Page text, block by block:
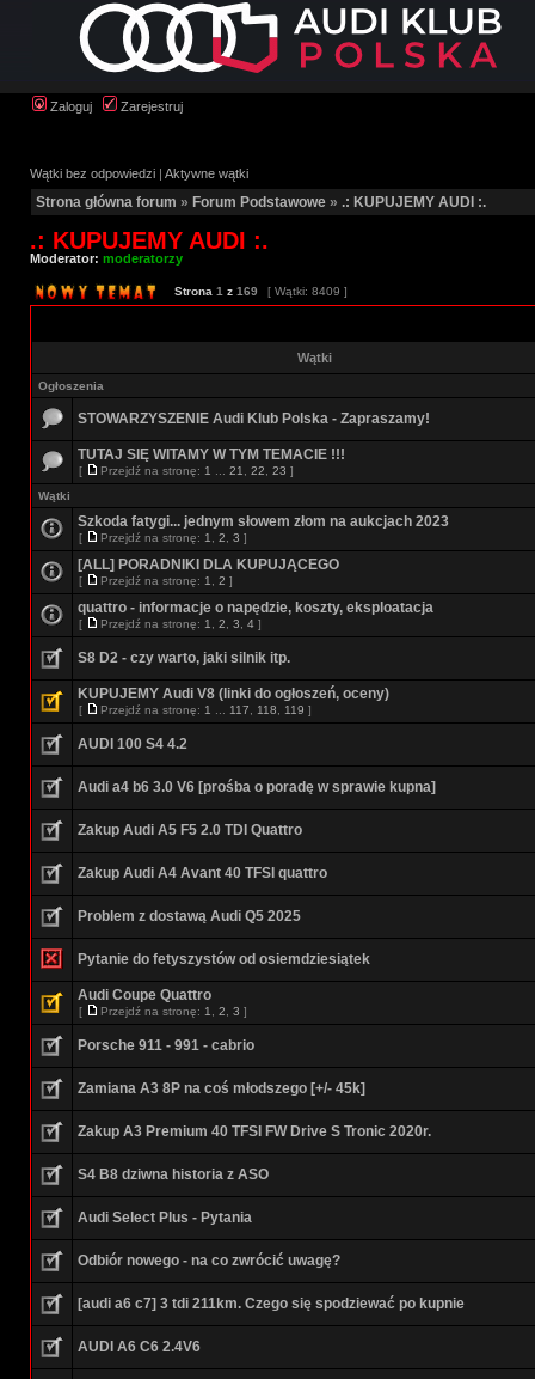
Zaloguj Zarejestruj
Wątki bez odpowiedzi | Aktywne wątki
Strona główna forum » Forum Podstawowe » .: KUPUJEMY AUDI :.
.: KUPUJEMY AUDI :.
Moderator: moderatorzy
Strona 1 z 169 [ Wątki: 8409 ]
Wątki
Ogłoszenia
STOWARZYSZENIE Audi Klub Polska - Zapraszamy!
TUTAJ SIĘ WITAMY W TYM TEMACIE !!!
[ Przejdź na stronę: 1 21 22 23 ]
Wątki
Szkoda fatygi... jednym słowem złom na aukcjach 2023
[ Przejdź na stronę: 1 2 3 ]
[ALL] PORADNIKI DLA KUPUJĄCEGO
[ Przejdź na stronę: 1 2 ]
quattro - informacje o napędzie, koszty, eksploatacja
[ Przejdź na stronę: 1 2 3 4 ]
S8 D2 - czy warto, jaki silnik itp.
KUPUJEMY Audi V8 (linki do ogłoszeń, oceny)
[ Przejdź na stronę: 1 117 118 119 ]
AUDI 100 S4 4.2
Audi a4 b6 3.0 V6 [prośba o poradę w sprawie kupna]
Zakup Audi A5 F5 2.0 TDI Quattro
Zakup Audi A4 Avant 40 TFSI quattro
Problem z dostawą Audi Q5 2025
Pytanie do fetyszystów od osiemdziesiątek
Audi Coupe Quattro
[ Przejdź na stronę: 1 2 3 ]
Porsche 911 - 991 - cabrio
Zamiana A3 8P na coś młodszego [+/- 45k]
Zakup A3 Premium 40 TFSI FW Drive S Tronic 2020r.
S4 B8 dziwna historia z ASO
Audi Select Plus - Pytania
Odbiór nowego - na co zwrócić uwagę?
[audi a6 c7] 3 tdi 211km. Czego się spodziewać po kupnie
AUDI A6 C6 2.4V6